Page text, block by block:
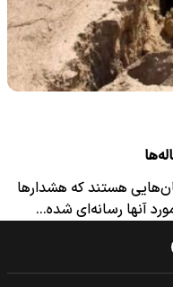
هستند که هشدارها
آنها رسانه‌‌ای شده…